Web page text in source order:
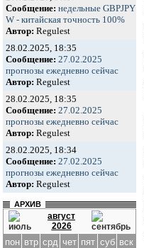
Сообщение: недельные GBPJPY
W - китайская точность 100%
Автор: Regulest
28.02.2025, 18:35
Сообщение: 27.02.2025
прогнозы ежедневно сейчас
Автор: Regulest
28.02.2025, 18:35
Сообщение: 27.02.2025
прогнозы ежедневно сейчас
Автор: Regulest
28.02.2025, 18:34
Сообщение: 27.02.2025
прогнозы ежедневно сейчас
Автор: Regulest
АРХИВ
август
2026
пон втр срд чет пят суб вск